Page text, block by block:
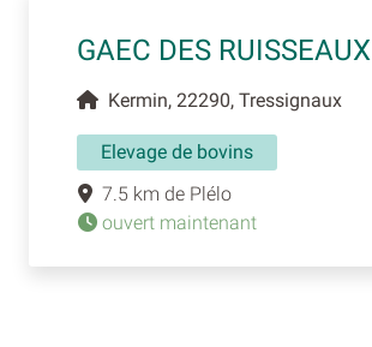
GAEC DES RUISSEAUX
Kermin, 22290, Tressignaux
Elevage de bovins
7.5 km de Plélo
ouvert maintenant